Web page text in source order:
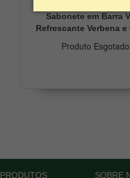
Sabonete em Barra
Refrescante Verbena e
Produto Esgotado
PRODUTOS SOBRE